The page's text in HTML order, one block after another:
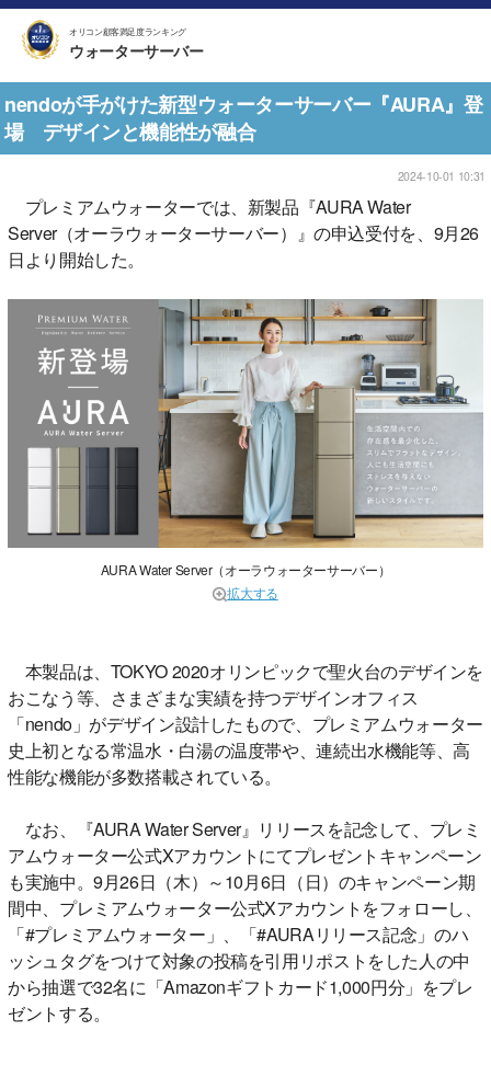
オリコン顧客満足度ランキング
ウォーターサーバー
nendoが手がけた新型ウォーターサーバー『AURA』登
場 デザインと機能性が融合
2024-10-01 10:31
プレミアムウォーターでは、新製品『AURA Water
Server（オーラウォーターサーバー）』の申込受付を、9月26
日より開始した。
AURA Water Server（オーラウォーターサーバー）
拡大する
本製品は、TOKYO 2020オリンピックで聖火台のデザインを
おこなう等、さまざまな実績を持つデザインオフィス
「nendo」がデザイン設計したもので、プレミアムウォーター
史上初となる常温水・白湯の温度帯や、連続出水機能等、高
性能な機能が多数搭載されている。
なお、『AURA Water Server』リリースを記念して、プレミ
アムウォーター公式Xアカウントにてプレゼントキャンペーン
も実施中。9月26日（木）～10月6日（日）のキャンペーン期
間中、プレミアムウォーター公式Xアカウントをフォローし、
「#プレミアムウォーター」、「#AURAリリース記念」のハ
ッシュタグをつけて対象の投稿を引用リポストをした人の中
から抽選で32名に「Amazonギフトカード1,000円分」をプレ
ゼントする。